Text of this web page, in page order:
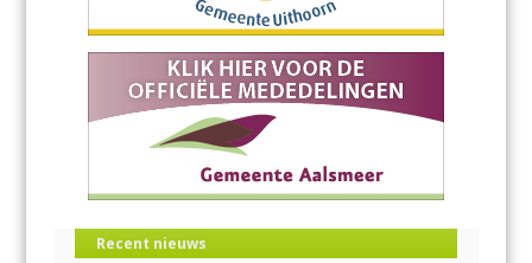
Recent nieuws